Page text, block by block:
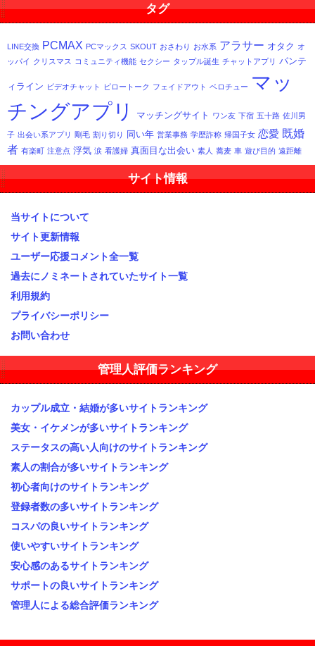
記
事
覧
タグ
LINE交換 PCMAX PCマックス SKOUT おさわり お水系 アラサー オタク オ
ッパイ クリスマス コミュニティ機能 セクシー タップル誕生 チャットアプリ パンテ
ィライン ビデオチャット ピロートーク フェイドアウト ベロチュー マッ
チングアプリ
マッチングサイト ワン友 下宿 五十路 佐川男
子 出会い系アプリ 剛毛 割り切り 同い年 営業事務 学歴詐称 帰国子女 恋愛 既婚
者 有楽町 注意点 浮気 涙 看護婦 真面目な出会い 素人 蕎麦 車 遊び目的 遠距離
サイト情報
当サイトについて
サイト更新情報
ユーザー応援コメント全一覧
過去にノミネートされていたサイト一覧
利用規約
プライバシーポリシー
お問い合わせ
管理人評価ランキング
カップル成立・結婚が多いサイトランキング
美女・イケメンが多いサイトランキング
ステータスの高い人向けのサイトランキング
素人の割合が多いサイトランキング
初心者向けのサイトランキング
登録者数の多いサイトランキング
コスパの良いサイトランキング
使いやすいサイトランキング
安心感のあるサイトランキング
サポートの良いサイトランキング
管理人による総合評価ランキング